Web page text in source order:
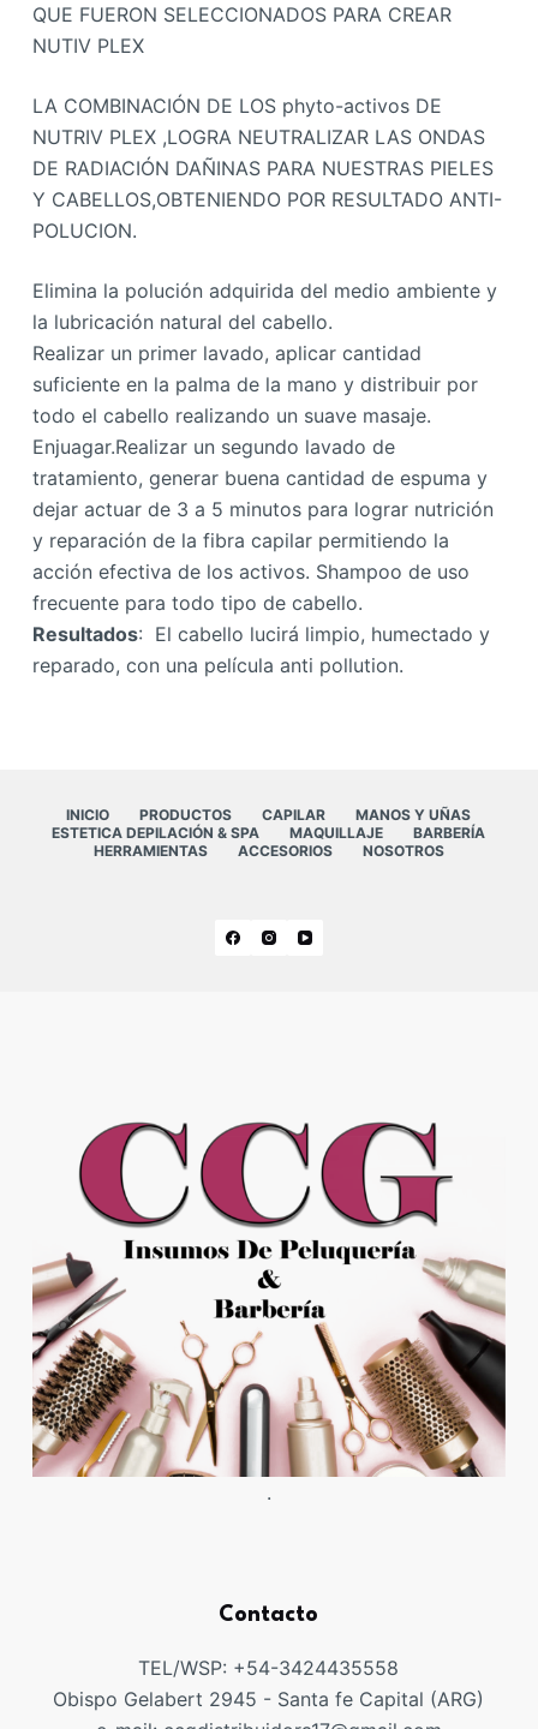
QUE FUERON SELECCIONADOS PARA CREAR
NUTIV PLEX
LA COMBINACIÓN DE LOS phyto-activos DE
NUTRIV PLEX ,LOGRA NEUTRALIZAR LAS ONDAS
DE RADIACIÓN DAÑINAS PARA NUESTRAS PIELES
Y CABELLOS,OBTENIENDO POR RESULTADO ANTI-
POLUCION.
Elimina la polución adquirida del medio ambiente y
la lubricación natural del cabello.
Realizar un primer lavado, aplicar cantidad
suficiente en la palma de la mano y distribuir por
todo el cabello realizando un suave masaje.
Enjuagar.Realizar un segundo lavado de
tratamiento, generar buena cantidad de espuma y
dejar actuar de 3 a 5 minutos para lograr nutrición
y reparación de la fibra capilar permitiendo la
acción efectiva de los activos. Shampoo de uso
frecuente para todo tipo de cabello.
Resultados: El cabello lucirá limpio, humectado y
reparado, con una película anti pollution.
INICIO PRODUCTOS CAPILAR
MANOS Y UÑAS
ESTETICA DEPILACIÓN & SPA
MAQUILLAJE
BARBERÍA
HERRAMIENTAS
ACCESORIOS NOSOTROS
.
Contacto
TEL/WSP: +54-3424435558
Obispo Gelabert 2945 - Santa fe Capital (ARG)